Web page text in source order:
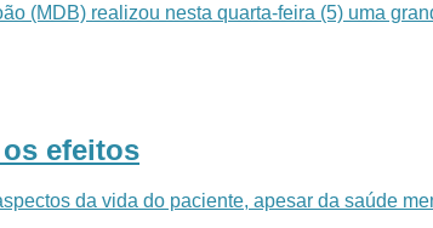
(MDB) realizou nesta quarta-feira (5) uma
efeitos
da vida do paciente, apesar da saúde